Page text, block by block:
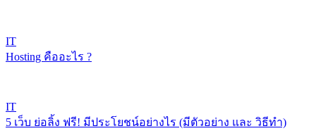
IT
Hosting คืออะไร ?
IT
5 เว็บ ย่อลิ้ง ฟรี! มีประโยชน์อย่างไร (มีตัวอย่าง และ วิธีทำ)